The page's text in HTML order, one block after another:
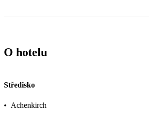
O hotelu
Středisko
• Achenkirch